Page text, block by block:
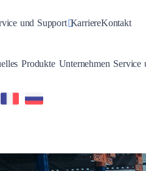
Dropdown
und SupportToggle Dropdown
KarriereKontakt
Toggle Dropdown
ProdukteToggle Dropdown
UnternehmenToggle
Service